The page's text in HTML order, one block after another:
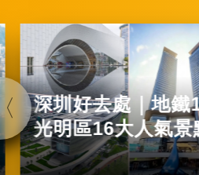
深圳好去處｜地鐵
光明區16大人氣景